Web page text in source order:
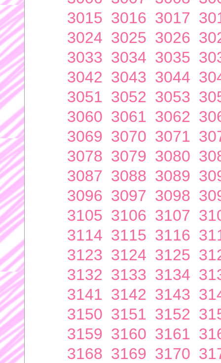
3015 3016 3017
3024 3025 3026
3033 3034 3035
3042 3043 3044
3051 3052 3053
3060 3061 3062
3069 3070 3071
3078 3079 3080
3087 3088 3089
3096 3097 3098
3105 3106 3107
3114 3115 3116
3123 3124 3125
3132 3133 3134
3141 3142 3143
3150 3151 3152
3159 3160 3161
3168 3169 3170